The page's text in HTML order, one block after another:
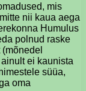
mis
nii kaua aega
Humulus
polnud raske
ei kaunista
süüa,
oma